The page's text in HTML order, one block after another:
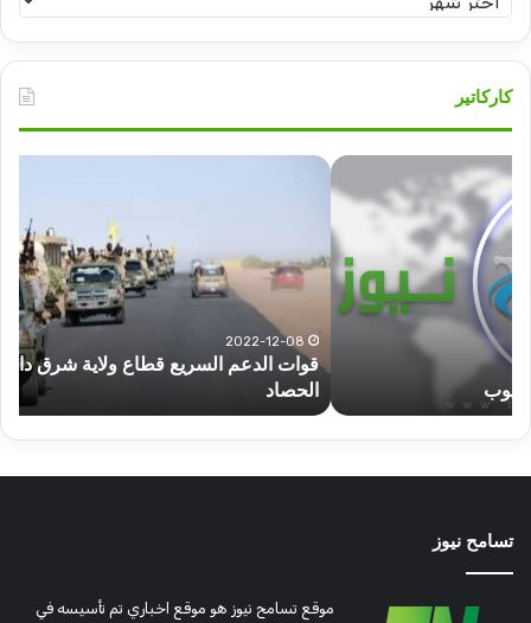
تسامح
كاركاتير
قوات
الدعم
السريع
قطاع
ولاية
شرق
دارفور
تؤمن
موسم
الحصاد
2022-12-08
قوات الدعم السريع قطاع ولاية شرق دارفور تؤمن موسم
الحصاد
تسامح نيوز
موقع تسامح نيوز هو موقع اخباري تم تأسيسه في